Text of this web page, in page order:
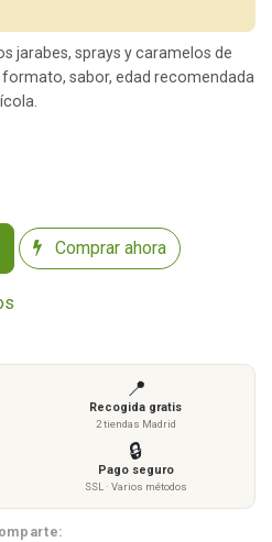
Comprar ahora
jarabes, sprays y caramelos de
sabor, edad recomendada
📍
Recogida gratis
2 tiendas Madrid
🔒
Pago seguro
SSL · Varios métodos